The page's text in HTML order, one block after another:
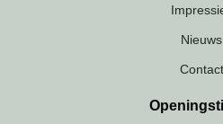
Nieuws
Contact